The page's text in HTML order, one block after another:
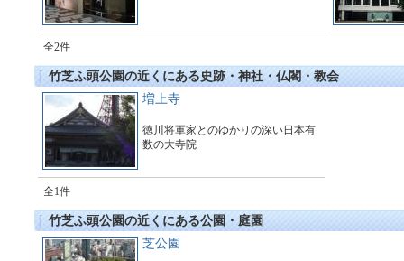
全2件
竹芝ふ頭公園の近くにある史跡・神社・仏閣・教会
増上寺
徳川将軍家とのゆかりの深い日本有
数の大寺院
全1件
竹芝ふ頭公園の近くにある公園・庭園
芝公園